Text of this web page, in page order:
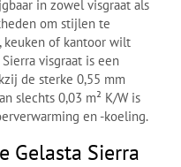
in zowel visgraat als
om stijlen te
keuken of kantoor wilt
visgraat is een
de sterke 0,55 mm
slechts 0,03 m² K/W is
en -koeling.
Gelasta Sierra